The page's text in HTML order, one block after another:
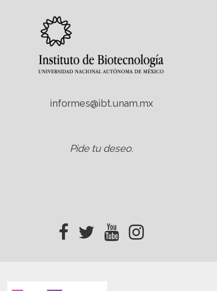
informes@ibt.unam.mx
Pide tu deseo.